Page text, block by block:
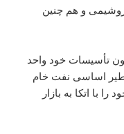
و هم چنین
تأسیسات خود واحد
اساسی نفت خام
با اتکا به بازار